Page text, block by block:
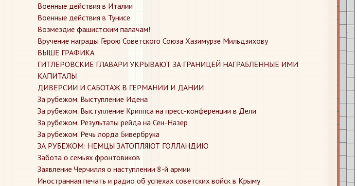
Военные действия в Италии
Военные действия в Тунисе
Возмездие фашистским палачам!
Вручение награды Герою Советского Союза Хазимурзе Мильдзихову
ВЫШЕ ГРАФИКА
ГИТЛЕРОВСКИЕ ГЛАВАРИ УКРЫВАЮТ ЗА ГРАНИЦЕЙ НАГРАБЛЕННЫЕ ИМИ
КАПИТАЛЫ
ДИВЕРСИИ И САБОТАЖ В ГЕРМАНИИ И ДАНИИ
За рубежом. Выступление Идена
За рубежом. Выступление Криппса на пресс-конференции в Дели
За рубежом. Результаты рейда на Сен-Назер
За рубежом. Речь лорда Бивербрука
ЗА РУБЕЖОМ: НЕМЦЫ ЗАТОПЛЯЮТ ГОЛЛАНДИЮ
Забота о семьях фронтовиков
Заявление Черчилля о наступлении 8-й армии
Иностранная печать и радио об успехах советских войск в Крыму